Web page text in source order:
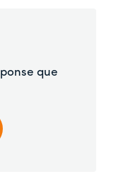
que